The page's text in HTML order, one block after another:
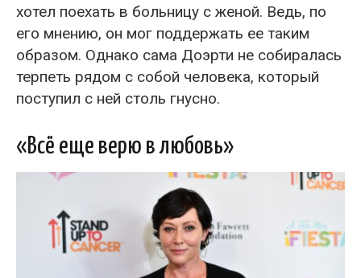
хотел поехать в больницу с женой. Ведь, по
его мнению, он мог поддержать ее таким
образом. Однако сама Доэрти не собиралась
терпеть рядом с собой человека, который
поступил с ней столь гнусно.
«Всё еще верю в любовь»